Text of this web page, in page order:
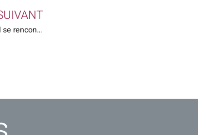
Bio Partenaire : quand l’amont et l’aval se rencontre…